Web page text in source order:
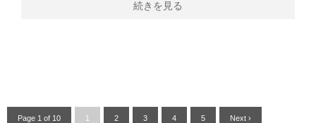
続きを見る
Page 1 of 10 1 2 3 4 5 Next ›